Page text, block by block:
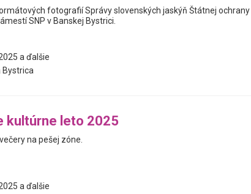
fotografií Správy slovenských jaskýň Štátnej ochrany
SNP v Banskej Bystrici.
a ďalšie
Bystrica
kultúrne leto 2025
na pešej zóne.
a ďalšie